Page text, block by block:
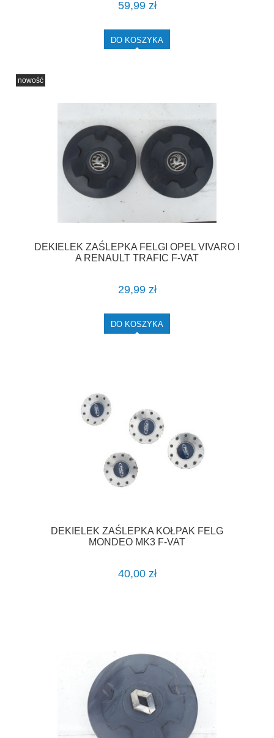
59,99 zł
DO KOSZYKA
DEKIELEK ZAŚLEPKA FELGI OPEL VIVARO I
A RENAULT TRAFIC F-VAT
29,99 zł
DO KOSZYKA
nowość
DEKIELEK ZAŚLEPKA KOŁPAK FELG
MONDEO MK3 F-VAT
40,00 zł